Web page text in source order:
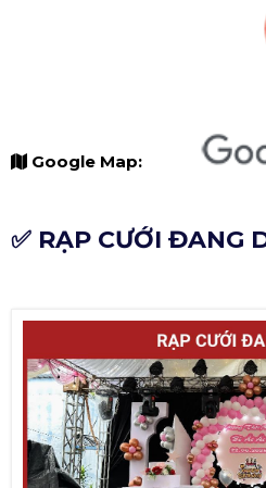
Google Map:
✅ RẠP CƯỚI ĐANG